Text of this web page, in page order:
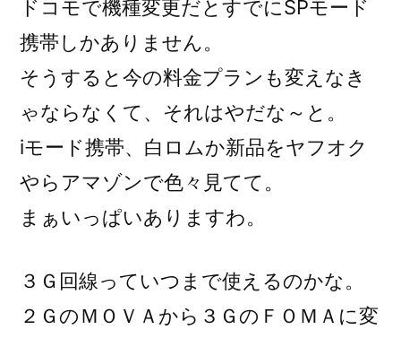
ドコモで機種変更だとすでにSPモード
携帯しかありません。
そうすると今の料金プランも変えなき
ゃならなくて、それはやだな～と。
iモード携帯、白ロムか新品をヤフオク
やらアマゾンで色々見てて。
まぁいっぱいありますわ。
３Ｇ回線っていつまで使えるのかな。
２ＧのＭＯＶＡから３ＧのＦＯＭＡに変